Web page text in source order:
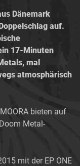
Dänemark
auf.
17-Minuten
mal
atmosphärisch
bieten auf
Metal-
mit der EP ONE